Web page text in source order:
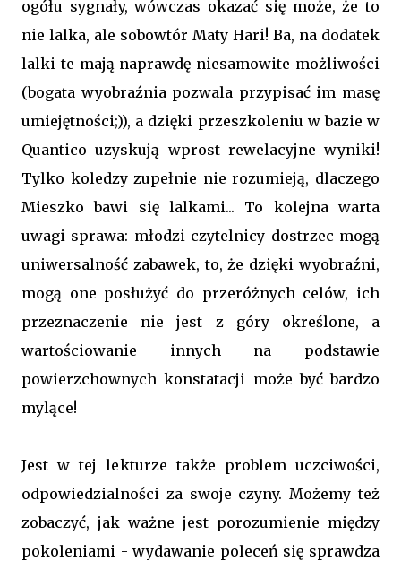
ogółu sygnały, wówczas okazać się może, że to
nie lalka, ale sobowtór Maty Hari! Ba, na dodatek
lalki te mają naprawdę niesamowite możliwości
(bogata wyobraźnia pozwala przypisać im masę
umiejętności;)), a dzięki przeszkoleniu w bazie w
Quantico uzyskują wprost rewelacyjne wyniki!
Tylko koledzy zupełnie nie rozumieją, dlaczego
Mieszko bawi się lalkami... To kolejna warta
uwagi sprawa: młodzi czytelnicy dostrzec mogą
uniwersalność zabawek, to, że dzięki wyobraźni,
mogą one posłużyć do przeróżnych celów, ich
przeznaczenie nie jest z góry określone, a
wartościowanie innych na podstawie
powierzchownych konstatacji może być bardzo
mylące!
Jest w tej lekturze także problem uczciwości,
odpowiedzialności za swoje czyny. Możemy też
zobaczyć, jak ważne jest porozumienie między
pokoleniami - wydawanie poleceń się sprawdza